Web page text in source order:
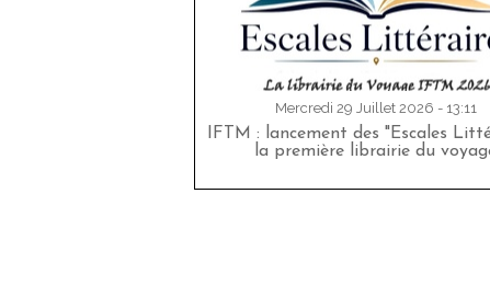
Mercredi 29 Juillet 2026 - 13:11
IFTM : lancement des "Escales
la première librairie du